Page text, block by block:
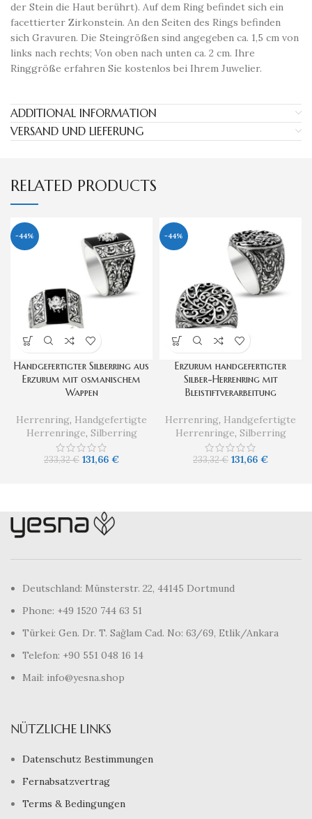
der Stein die Haut berührt). Auf dem Ring befindet sich ein
facettierter Zirkonstein. An den Seiten des Rings befinden
sich Gravuren. Die Steingrößen sind angegeben ca. 1,5 cm von
links nach rechts; Von oben nach unten ca. 2 cm. Ihre
Ringgröße erfahren Sie kostenlos bei Ihrem Juwelier.
ADDITIONAL INFORMATION
VERSAND UND LIEFERUNG
RELATED PRODUCTS
-44%
Handgefertigter Silberring aus
Erzurum mit osmanischem
Wappen
Herrenring, Handgefertigte
Herrenringe, Silberring
233,32€ 131,66 €
-44%
Erzurum handgefertigter
Silber-Herrenring mit
Bleistiftverarbeitung
Herrenring, Handgefertigte
Herrenringe, Silberring
233,32€ 131,66 €
Deutschland: Münsterstr. 22, 44145 Dortmund
Phone: +49 1520 744 63 51
Türkei: Gen. Dr. T. Sağlam Cad. No: 63/69, Etlik/Ankara
Telefon: +90 551 048 16 14
Mail: info@yesna.shop
NÜTZLICHE LINKS
Datenschutz Bestimmungen
Fernabsatzvertrag
Terms & Bedingungen